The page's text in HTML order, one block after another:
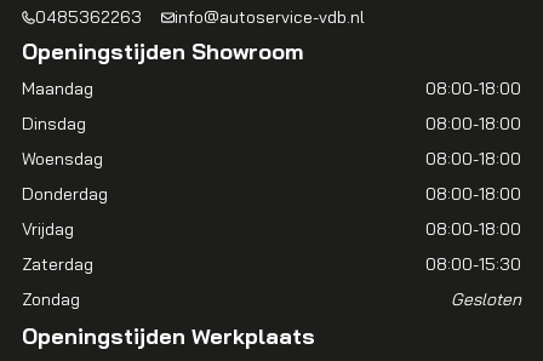
0485362263
info@autoservice-vdb.nl
Openingstijden Showroom
Maandag
08:00-18:00
Dinsdag
08:00-18:00
Woensdag
08:00-18:00
Donderdag
08:00-18:00
Vrijdag
08:00-18:00
Zaterdag
08:00-15:30
Zondag
Gesloten
Openingstijden Werkplaats